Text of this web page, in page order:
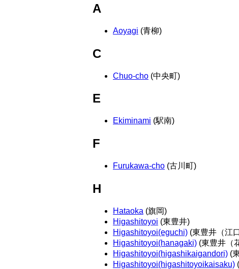
A
Aoyagi (青柳)
C
Chuo-cho (中央町)
E
Ekiminami (駅南)
F
Furukawa-cho (古川町)
H
Hataoka (旗岡)
Higashitoyoi (東豊井)
Higashitoyoi(eguchi) (東豊井（江
Higashitoyoi(hanagaki) (東豊井（
Higashitoyoi(higashikaigandori) (
Higashitoyoi(higashitoyoikaisaku)